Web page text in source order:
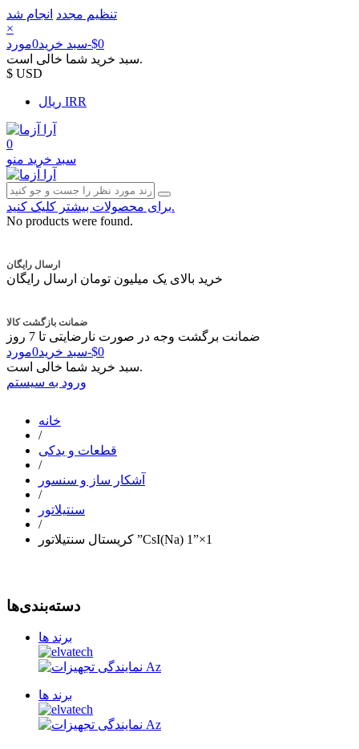
تنظیم مجدد انجام شد
×
سبد خرید0مورد -‎$0
سبد خرید شما خالی است.
$ USD
ریال IRR
0
سبد خرید منو
برای محصولات بیشتر کلیک کنید.
No products were found.
ارسال رایگان
خرید بالای یک میلیون تومان ارسال رایگان
ضمانت بازگشت کالا
ضمانت برگشت وجه در صورت نارضایتی تا 7 روز
سبد خرید0مورد -‎$0
سبد خرید شما خالی است.
ورود به سیستم
خانه
/
قطعات و یدکی
/
آشکار ساز و سنسور
/
سنتیلاتور
/
کریستال سنتیلاتور ”CsI(Na) 1”×1
دسته‌بندی‌ها
برند ها
برند ها